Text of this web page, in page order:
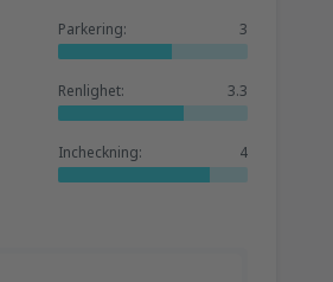
Parkering: 3
Renlighet: 3.3
Incheckning: 4